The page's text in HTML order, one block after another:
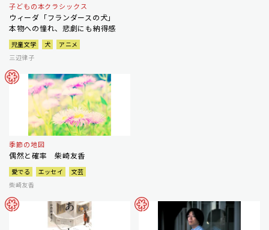
子どもの本クラシックス
ウィーダ「フランダースの犬」
本物への憧れ、悲劇にも納得感
児童文学 犬
アニメ
三辺律子
季節の地図
偶然と確率 柴崎友香
愛でる エッセイ
文芸
柴崎友香